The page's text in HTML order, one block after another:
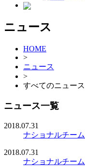
ニュース
HOME
>
ニュース
>
すべてのニュース
ニュース一覧
2018.07.31
ナショナルチーム
2018.07.31
ナショナルチーム